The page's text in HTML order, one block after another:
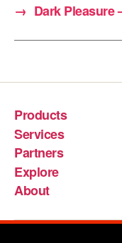
→ Dark Pleasure
Products
Services
Partners
Explore
About